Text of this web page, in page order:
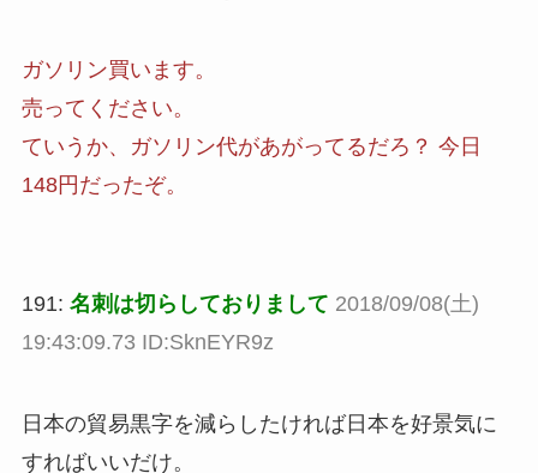
ガソリン買います。
売ってください。
ていうか、ガソリン代があがってるだろ？ 今日
148円だったぞ。
191: 名刺は切らしておりまして 2018/09/08(土)
19:43:09.73 ID:SknEYR9z
日本の貿易黒字を減らしたければ日本を好景気に
すればいいだけ。